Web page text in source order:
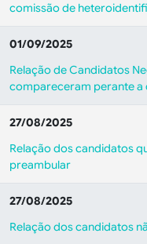
comissão de
01/09/2025
Relação de Candidatos
compareceram perante
27/08/2025
Relação dos candidatos
preambular
27/08/2025
Relação dos candidatos